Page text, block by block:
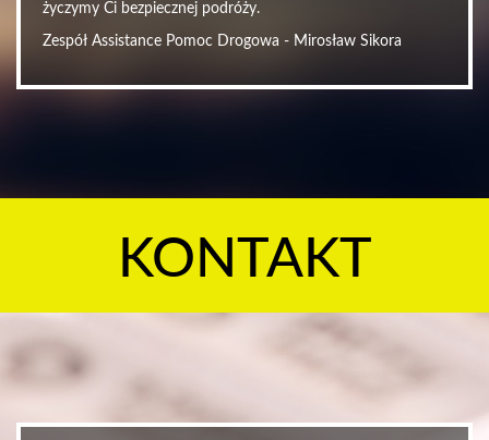
życzymy Ci bezpiecznej podróży.
Zespół Assistance Pomoc Drogowa - Mirosław Sikora
KONTAKT